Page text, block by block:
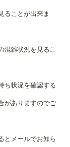
ることが出来ま
雑状況を見るこ
ち状況を確認する
がありますのでご
とメールでお知ら